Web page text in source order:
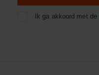
Ik ga akkoord met de